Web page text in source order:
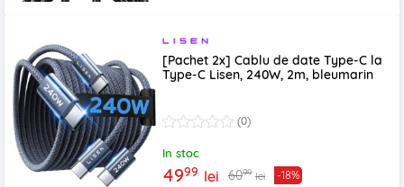
[Pachet 2x] Cablu de date Type-C la
Type-C Lisen, 240W, 2m, bleumarin
(0)
In stoc
4999 lei 6099 lei -18%